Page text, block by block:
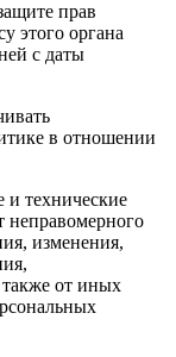
прав
этого органа
с даты
в отношении
технические
неправомерного
изменения,
от иных